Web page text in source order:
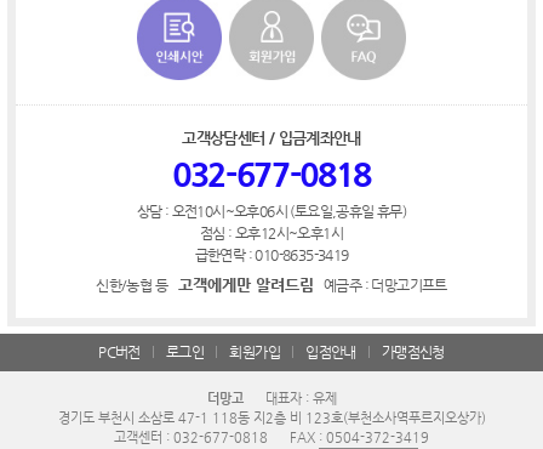
고객상담센터 / 입금계좌안내
032-677-0818
상담 : 오전10시~오후06시 (토요일,공휴일 휴무)
점심 : 오후12시~오후1시
급한연락 : 010-8635-3419
신한/농협 등
고객에게만 알려드림 예금주 : 더망고기프트
PC버전 로그인 회원가입 입점안내 가맹점신청
더망고
대표자 : 유제
경기도 부천시 소삼로 47-1 118동 지2층 비 123호(부천소사역푸르지오상가)
고객센터 : 032-677-0818
FAX : 0504-372-3419